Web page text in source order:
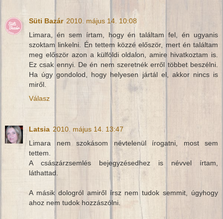
Süti Bazár 2010. május 14. 10:08
Limara, én sem írtam, hogy én találtam fel, én ugyanis
szoktam linkelni. Én tettem közzé először, mert én találtam
meg először azon a külföldi oldalon, amire hivatkoztam is.
Ez csak ennyi. De én nem szeretnék erről többet beszélni.
Ha úgy gondolod, hogy helyesen jártál el, akkor nincs is
miről.
Válasz
Latsia 2010. május 14. 13:47
Limara nem szokásom névtelenül írogatni, most sem
tettem.
A császárzsemlés bejegyzésedhez is névvel írtam,
láthattad.
A másik dologról amiről írsz nem tudok semmit, úgyhogy
ahoz nem tudok hozzászólni.